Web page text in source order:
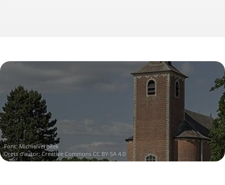
Font:Michielverbeek
Drets d'autor:Creative Commons CC BY-SA 4.0